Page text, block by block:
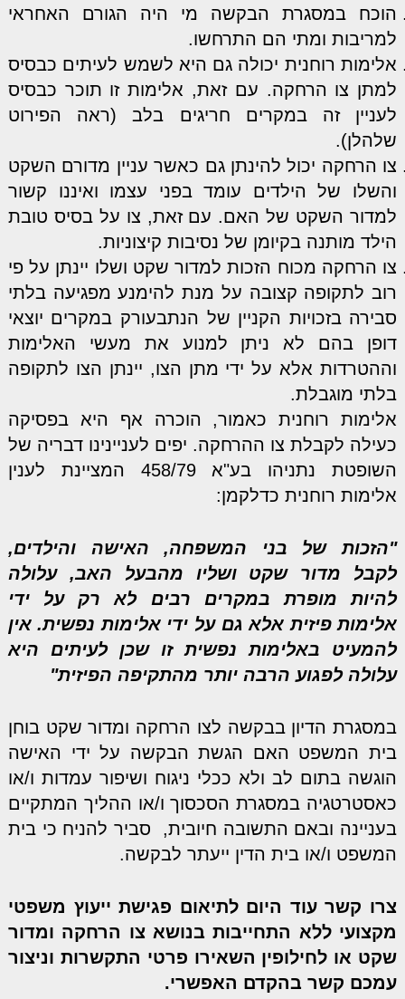
הוכח במסגרת הבקשה מי היה הגורם האחראי
למריבות ומתי הם התרחשו.
אלימות רוחנית יכולה גם היא לשמש לעיתים כבסיס
למתן צו הרחקה. עם זאת, אלימות זו תוכר כבסיס
לעניין זה במקרים חריגים בלב (ראה הפירוט
שלהלן).
צו הרחקה יכול להינתן גם כאשר עניין מדורם השקט
והשלו של הילדים עומד בפני עצמו ואיננו קשור
למדור השקט של האם. עם זאת, צו על בסיס טובת
הילד מותנה בקיומן של נסיבות קיצוניות.
צו הרחקה מכוח הזכות למדור שקט ושלו יינתן על פי
רוב לתקופה קצובה על מנת להימנע מפגיעה בלתי
סבירה בזכויות הקניין של הנתבעורק במקרים יוצאי
דופן בהם לא ניתן למנוע את מעשי האלימות
וההטרדות אלא על ידי מתן הצו, יינתן הצו לתקופה
בלתי מוגבלת.
אלימות רוחנית כאמור, הוכרה אף היא בפסיקה
כעילה לקבלת צו ההרחקה. יפים לעניינינו דבריה של
השופטת נתניהו בע"א 458/79 המציינת לענין
אלימות רוחנית כדלקמן:
"הזכות של בני המשפחה, האישה והילדים,
לקבל מדור שקט ושליו מהבעל האב, עלולה
להיות מופרת במקרים רבים לא רק על ידי
אלימות פיזית אלא גם על ידי אלימות נפשית. אין
להמעיט באלימות נפשית זו שכן לעיתים היא
עלולה לפגוע הרבה יותר מהתקיפה הפיזית"
במסגרת הדיון בבקשה לצו הרחקה ומדור שקט בוחן
בית המשפט האם הגשת הבקשה על ידי האישה
הוגשה בתום לב ולא ככלי ניגוח ושיפור עמדות ו/או
כאסטרטגיה במסגרת הסכסוך ו/או ההליך המתקיים
בעניינה ובאם התשובה חיובית, סביר להניח כי בית
המשפט ו/או בית הדין ייעתר לבקשה.
צרו קשר עוד היום לתיאום פגישת ייעוץ משפטי
מקצועי ללא התחייבות בנושא צו הרחקה ומדור
שקט או לחילופין השאירו פרטי התקשרות וניצור
עמכם קשר בהקדם האפשרי.